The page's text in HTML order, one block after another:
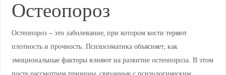
Остеопороз
Остеопороз – это заболевание, при котором кости теряют
плотность и прочность. Психосоматика объясняет, как
эмоциональные факторы влияют на развитие остеопороза. В этом
посте рассмотрим причины, связанные с психологическим